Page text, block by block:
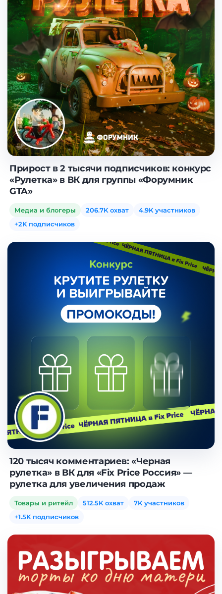
Прирост в 2 тысячи подписчиков: конкурс
«Рулетка» в ВК для группы «Форумник
GTA»
Медиа и блогеры 206.7K охват
4.9K участников
+2K подписчиков
120 тысяч комментариев: «Черная
рулетка» в ВК для «Fix Price Россия» —
рулетка для увеличения продаж
Товары и ритейл 512.5K охват
7K участников
+1.5K подписчиков